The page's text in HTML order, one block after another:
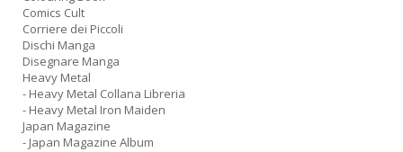
Comics Cult
Corriere dei Piccoli
Dischi Manga
Disegnare Manga
Heavy Metal
- Heavy Metal Collana Libreria
- Heavy Metal Iron Maiden
Japan Magazine
- Japan Magazine Album